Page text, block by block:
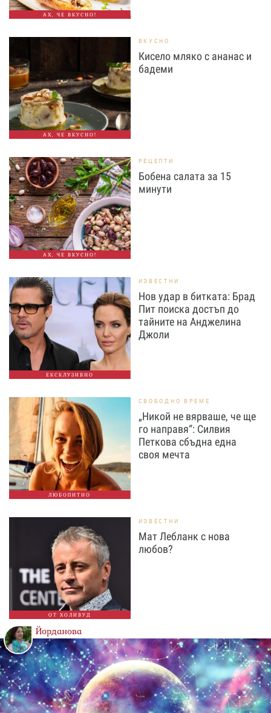
АХ, ЧЕ ВКУСНО!
АХ, ЧЕ ВКУСНО!
ВКУСНО
Кисело мляко с ананас и
бадеми
АХ, ЧЕ ВКУСНО!
РЕЦЕПТИ
Бобена салата за 15
минути
ЕКСКЛУЗИВНО
ИЗВЕСТНИ
Нов удар в битката: Брад
Пит поиска достъп до
тайните на Анджелина
Джоли
ЛЮБОПИТНО
СВОБОДНО ВРЕМЕ
„Никой не вярваше, че ще
го направя“: Силвия
Петкова сбъдна една
своя мечта
ОТ ХОЛИВУД
ИЗВЕСТНИ
Мат Лебланк с нова
любов?
Йорданова